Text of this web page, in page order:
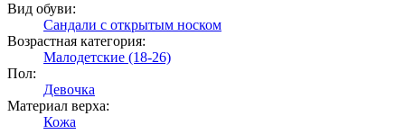
Вид обуви:
Сандали с открытым носком
Возрастная категория:
Малодетские (18-26)
Пол:
Девочка
Материал верха:
Кожа